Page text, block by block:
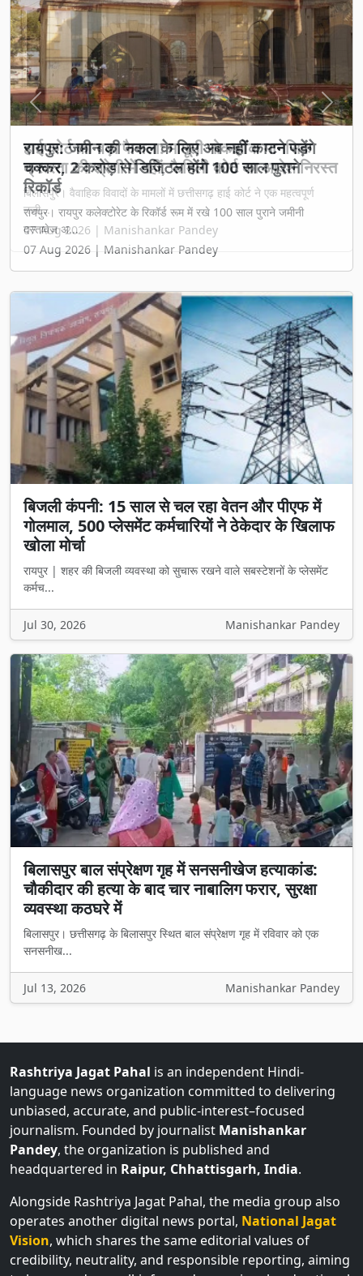
हाई कोर्ट का बड़ा फैसला: मामूली नोकझोंक मानसिक
क्रूरता की श्रेणी में नहीं, फैमिली कोर्ट का आदेश निरस्त
बिलासपुर। वैवाहिक विवादों के मामलों में छत्तीसगढ़ हाई कोर्ट ने एक महत्वपूर्ण
नजी...
07 Aug 2026 | Manishankar Pandey
Previous Next
बिजली कंपनी: 15 साल से चल रहा वेतन और पीएफ में
गोलमाल, 500 प्लेसमेंट कर्मचारियों ने ठेकेदार के खिलाफ
खोला मोर्चा
रायपुर | शहर की बिजली व्यवस्था को सुचारू रखने वाले सबस्टेशनों के प्लेसमेंट
कर्मच...
Jul 30, 2026 Manishankar Pandey
बिलासपुर बाल संप्रेक्षण गृह में सनसनीखेज हत्याकांड:
चौकीदार की हत्या के बाद चार नाबालिग फरार, सुरक्षा
व्यवस्था कठघरे में
बिलासपुर। छत्तीसगढ़ के बिलासपुर स्थित बाल संप्रेक्षण गृह में रविवार को एक
सनसनीख...
language news organization committed to delivering
unbiased, accurate, and public-interest–focused
journalism. Founded by journalistManishankar
Pandey, the organization is published and
headquartered inRaipur, Chhattisgarh, India
Alongside Rashtriya Jagat Pahal, the media group also
operates another digital news portal,National Jagat
Vision, which shares the same editorial values of
credibility, neutrality, and responsible reporting, aiming
to keep readers well-informed on regional and national